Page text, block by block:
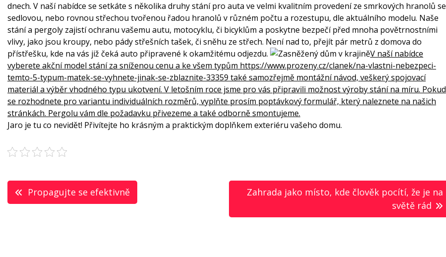
dnech. V naší nabídce se setkáte s několika druhy stání pro auta ve velmi kvalitním provedení ze smrkových hranolů se
sedlovou, nebo rovnou střechou tvořenou řadou hranolů v různém počtu a rozestupu, dle aktuálního modelu. Naše
stání a pergoly zajistí ochranu vašemu autu, motocyklu, či bicyklům a poskytne bezpečí před mnoha povětrnostními
vlivy, jako jsou kroupy, nebo pády střešních tašek, či sněhu ze střech. Není nad to, přejít pár metrů z domova do
přístřešku, kde na vás již čeká auto připravené k okamžitému odjezdu.
V naší nabídce
vyberete akční model stání za sníženou cenu a ke všem typům https://www.prozeny.cz/clanek/na-vlastni-nebezpeci-
temto-5-typum-matek-se-vyhnete-jinak-se-zblaznite-33359 také samozřejmě montážní návod, veškerý spojovací
materiál a výběr vhodného typu ukotvení. V letošním roce jsme pro vás připravili možnost výroby stání na míru. Pokud
se rozhodnete pro variantu individuálních rozměrů, vyplňte prosím poptávkový formulář, který naleznete na našich
stránkách. Pergolu vám dle požadavku přivezeme a také odborně smontujeme.
Jaro je tu co nevidět! Přivítejte ho krásným a praktickým doplňkem exteriéru vašeho domu.
Navigace
Propagujte se efektivně
Zahrada jako místo, kde člověk pocítí, že je na
světě rád